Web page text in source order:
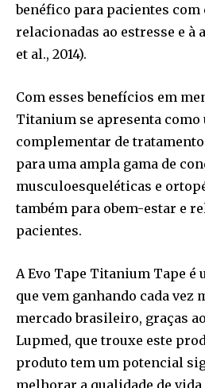
benéfico para pacientes com
relacionadas ao estresse e à
et al., 2014).
Com esses benefícios em
Titanium se apresenta como
complementar de
para uma ampla gama de
musculoesqueléticas e
também para obem-estar e
pacientes.
A Evo Tape Titanium Tape
que vem ganhando cada vez
mercado brasileiro, graças
Lupmed, que trouxe este
produto tem um potencial
melhorar a qualidade de vida